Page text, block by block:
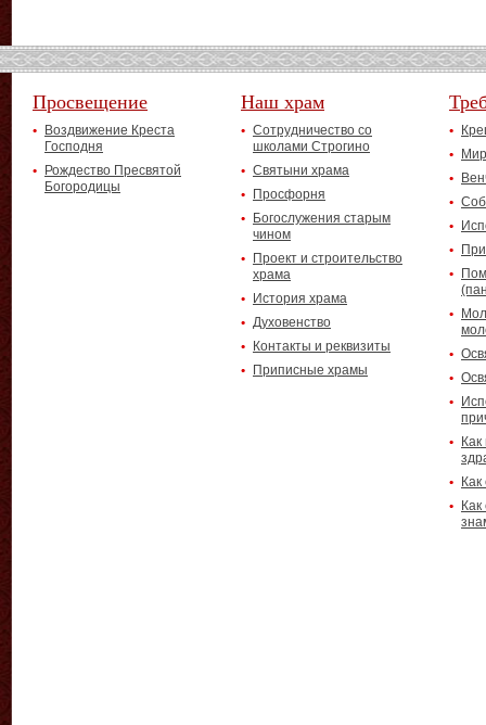
Просвещение
Воздвижение Креста
Господня
Рождество Пресвятой
Богородицы
Наш храм
Сотрудничество со
школами Строгино
Святыни храма
Просфорня
Богослужения старым
чином
Проект и строительство
храма
История храма
Духовенство
Контакты и реквизиты
Приписные храмы
Как